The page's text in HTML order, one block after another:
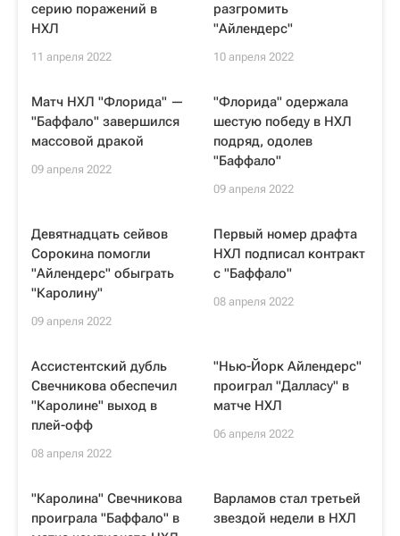
серию поражений в
НХЛ
11 апреля 2022
разгромить
"Айлендерс"
10 апреля 2022
Матч НХЛ "Флорида" —
"Баффало" завершился
массовой дракой
09 апреля 2022
"Флорида" одержала
шестую победу в НХЛ
подряд, одолев
"Баффало"
09 апреля 2022
Девятнадцать сейвов
Сорокина помогли
"Айлендерс" обыграть
"Каролину"
09 апреля 2022
Первый номер драфта
НХЛ подписал контракт
с "Баффало"
08 апреля 2022
Ассистентский дубль
Свечникова обеспечил
"Каролине" выход в
плей-офф
08 апреля 2022
"Нью-Йорк Айлендерс"
проиграл "Далласу" в
матче НХЛ
06 апреля 2022
"Каролина" Свечникова
проиграла "Баффало" в
Варламов стал третьей
звездой недели в НХЛ